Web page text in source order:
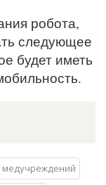
робота,
следующее
будет иметь